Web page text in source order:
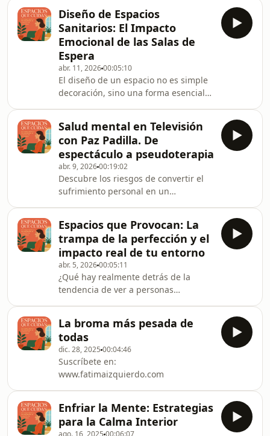
Diseño de Espacios
Sanitarios: El Impacto
Emocional de las Salas de
Espera
abr. 11, 202600:05:10
El diseño de un espacio no es simple
decoración, sino una forma esencial
pero &quot;emocionalmente
torpes&quot; al ignorar cómo se
siente el paciente en sus
instalaciones. Por ejemplo, en los
tratamientos de fertilidad, hacer que
las pacientes que no logran quedarse
embarazadas compartan la sala de
espera con mujeres embarazada
Salud mental en Televisión
con Paz Padilla. De
espectáculo a pseudoterapia
abr. 9, 202600:19:02
Descubre los riesgos de convertir el
sufrimiento personal en un
compartir una herida en televisión no
es lo mismo que procesarla, ya que
un plató no sustituye a una consulta
psicológica. Entiende la peligrosa
línea entre la verdadera
vulnerabilidad y la pseudoterapia en
un mercado que premia el testimonio
emocional y el dolor como mensa
Espacios que Provocan: La
trampa de la perfección y el
impacto real de tu entorno
abr. 5, 202600:05:11
¿Qué hay realmente detrás de la
tendencia de ver a personas
descubrimos que no se trata de
limpieza, sino de narrativa, control e
identidad. Exploramos cómo nuestros
espacios actúan como un espejo de
cómo pensamos y nos regulamos,
pero también analizamos la trampa
moderna de crear entornos perfectos,
silenciosos y vacíos de fricción
humana c
La broma más pesada de
todas
dic. 28, 2025 00:04:46
Suscríbete en:
www.fatimaizquierdo.com
Enfriar la Mente: Estrategias
para la Calma Interior
ago. 16, 2025 00:06:07